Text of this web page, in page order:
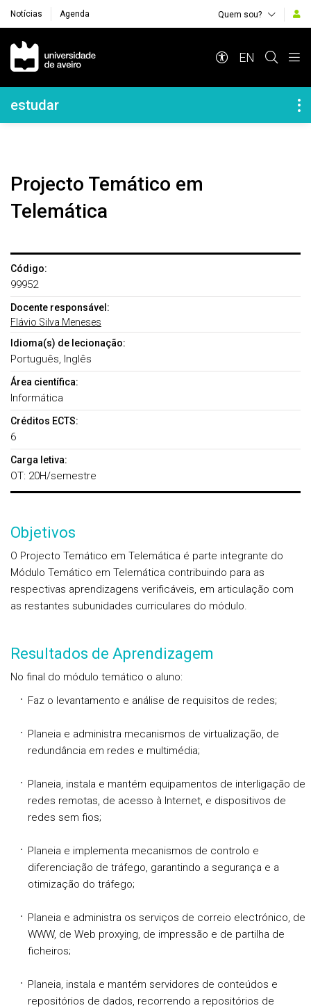
Notícias Agenda Quem sou?
Navegação Principal
EN
Navegação Lateral
estudar
Projecto Temático em
Telemática
Código:
99952
Docente responsável:
Flávio Silva Meneses
Idioma(s) de lecionação:
Português, Inglês
Área científica:
Informática
Créditos ECTS:
6
Carga letiva:
OT: 20H/semestre
Objetivos
O Projecto Temático em Telemática é parte integrante do
Módulo Temático em Telemática contribuindo para as
respectivas aprendizagens verificáveis, em articulação com
as restantes subunidades curriculares do módulo.
Resultados de Aprendizagem
No final do módulo temático o aluno:
Faz o levantamento e análise de requisitos de redes;
Planeia e administra mecanismos de virtualização, de
redundância em redes e multimédia;
Planeia, instala e mantém equipamentos de interligação de
redes remotas, de acesso à Internet, e dispositivos de
redes sem fios;
Planeia e implementa mecanismos de controlo e
diferenciação de tráfego, garantindo a segurança e a
otimização do tráfego;
Planeia e administra os serviços de correio electrónico, de
WWW, de Web proxying, de impressão e de partilha de
ficheiros;
Planeia, instala e mantém servidores de conteúdos e
repositórios de dados, recorrendo a repositórios de